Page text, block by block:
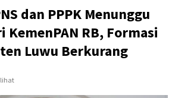
dan PPPK Menunggu
KemenPAN RB, Formasi
Luwu Berkurang